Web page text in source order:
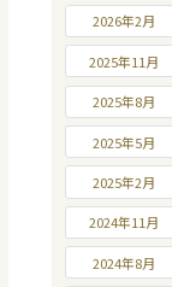
2026年2月
2025年11月
2025年8月
2025年5月
2025年2月
2024年11月
2024年8月